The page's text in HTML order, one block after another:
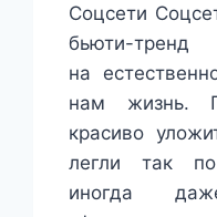
Соцсети
бьюти-
на
нам жизнь.
красиво
легли так
иногда